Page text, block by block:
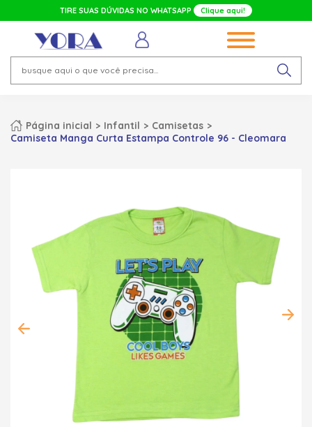
TIRE SUAS DÚVIDAS NO WHATSAPP Clique aqui!
Página inicial Infantil
Camisetas
Camiseta Manga Curta Estampa Controle 96 - Cleomara